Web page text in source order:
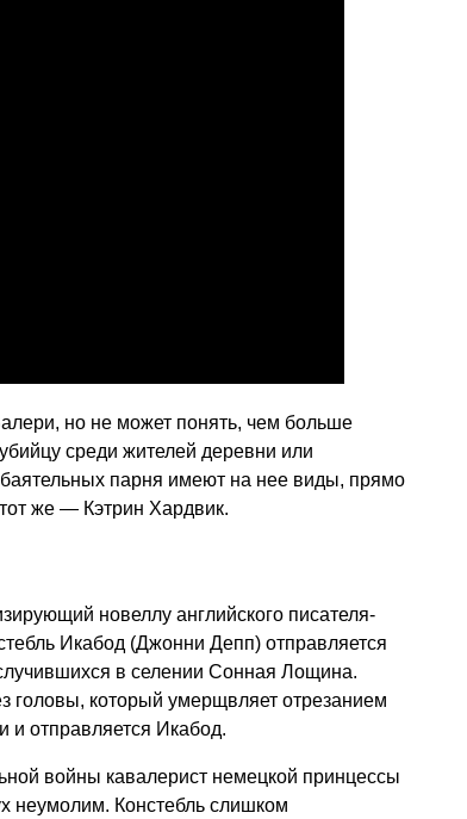
но не может понять, чем больше
среди жителей деревни или
парня имеют на нее виды, прямо
же — Кэтрин Хардвик.
новеллу английского писателя-
Икабод (Джонни Депп) отправляется
в селении Сонная Лощина.
головы, который умерщвляет отрезанием
и отправляется Икабод.
войны кавалерист немецкой принцессы
неумолим. Констебль слишком